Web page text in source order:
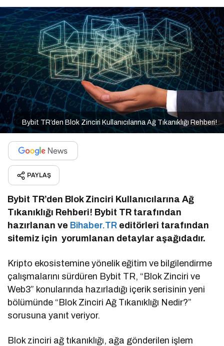
Bybit TR’den Blok Zinciri Kullanıcılarına Ağ Tıkanıklığı Rehberi!
PAYLAŞ
Bybit TR’den Blok Zinciri Kullanıcılarına Ağ
Tıkanıklığı Rehberi! Bybit TR tarafından
hazırlanan ve Bihaber.TR editörleri tarafından
sitemiz için yorumlanan detaylar aşağıdadır.
Kripto ekosistemine yönelik eğitim ve bilgilendirme
çalışmalarını sürdüren Bybit TR, “Blok Zinciri ve
Web3” konularında hazırladığı içerik serisinin yeni
bölümünde “Blok Zinciri Ağ Tıkanıklığı Nedir?”
sorusuna yanıt veriyor.
Blok zinciri ağ tıkanıklığı, ağa gönderilen işlem